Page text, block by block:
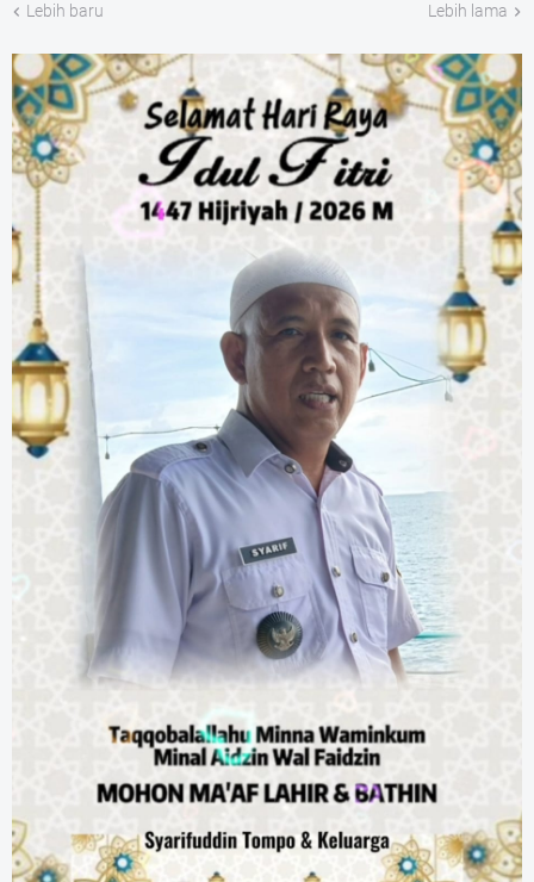
Lebih baru Lebih lama